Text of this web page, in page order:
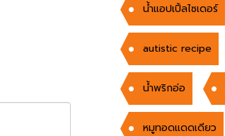
น้ำแอปเปิ้ลไซเดอร์
autistic recipe
น้ำพริกอ่อ
หมูทอดแดดเดียว